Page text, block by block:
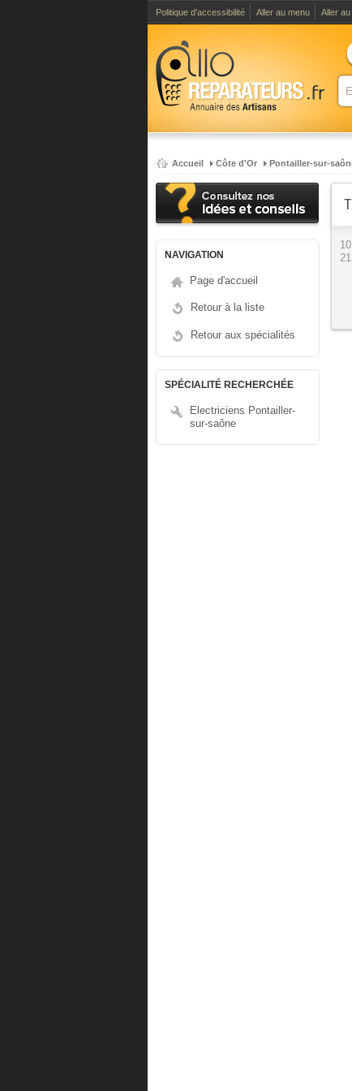
Politique d'accessibilité Aller au menu Aller
Accueil Côte d'Or Pontailler-sur-
NAVIGATION
Page d'accueil
Retour à la liste
Retour aux spécialités
SPÉCIALITÉ RECHERCHÉE
Electriciens Pontailler-
sur-saône